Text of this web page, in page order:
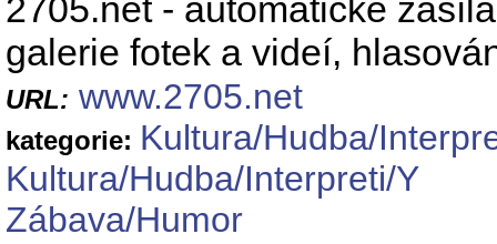
2705.net - automatické
galerie fotek a videí,
URL: www.2705.net
kategorie: Kultura/Hudba/
Kultura/Hudba/Interpreti/Y
Zábava/Humor